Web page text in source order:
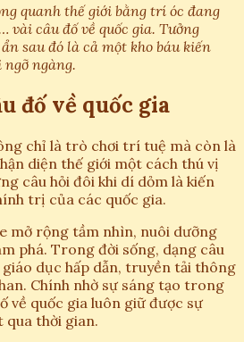
quanh thế giới bằng trí óc đang
vài câu đố về quốc gia. Tưởng
sau đó là cả một kho báu kiến
ngàng.
đố về quốc gia
chỉ là trò chơi trí tuệ mà còn là
diện thế giới một cách thú vị
câu hỏi đôi khi dí dỏm là kiến
trị của các quốc gia.
mở rộng tầm nhìn, nuôi dưỡng
phá. Trong đời sống, dạng câu
dục hấp dẫn, truyền tải thông
Chính nhờ sự sáng tạo trong
về quốc gia luôn giữ được sự
qua thời gian.